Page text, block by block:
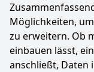
Möglichkeiten,
zu erweitern. Ob
einbauen lässt,
anschließt, Daten